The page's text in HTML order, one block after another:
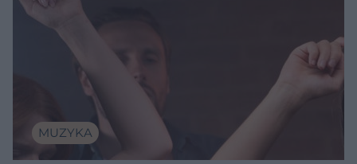
MUZYKA